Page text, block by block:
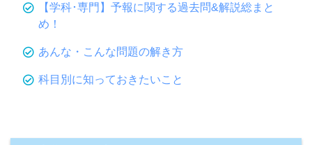
【学科･専門】予報に関する過去問&解説総まと
め！
あんな・こんな問題の解き方
科目別に知っておきたいこと